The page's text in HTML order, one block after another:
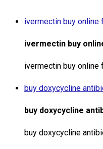
ivermectin buy online
ivermectin buy
ivermectin buy online
buy doxycycline
buy doxycycline
buy doxycycline